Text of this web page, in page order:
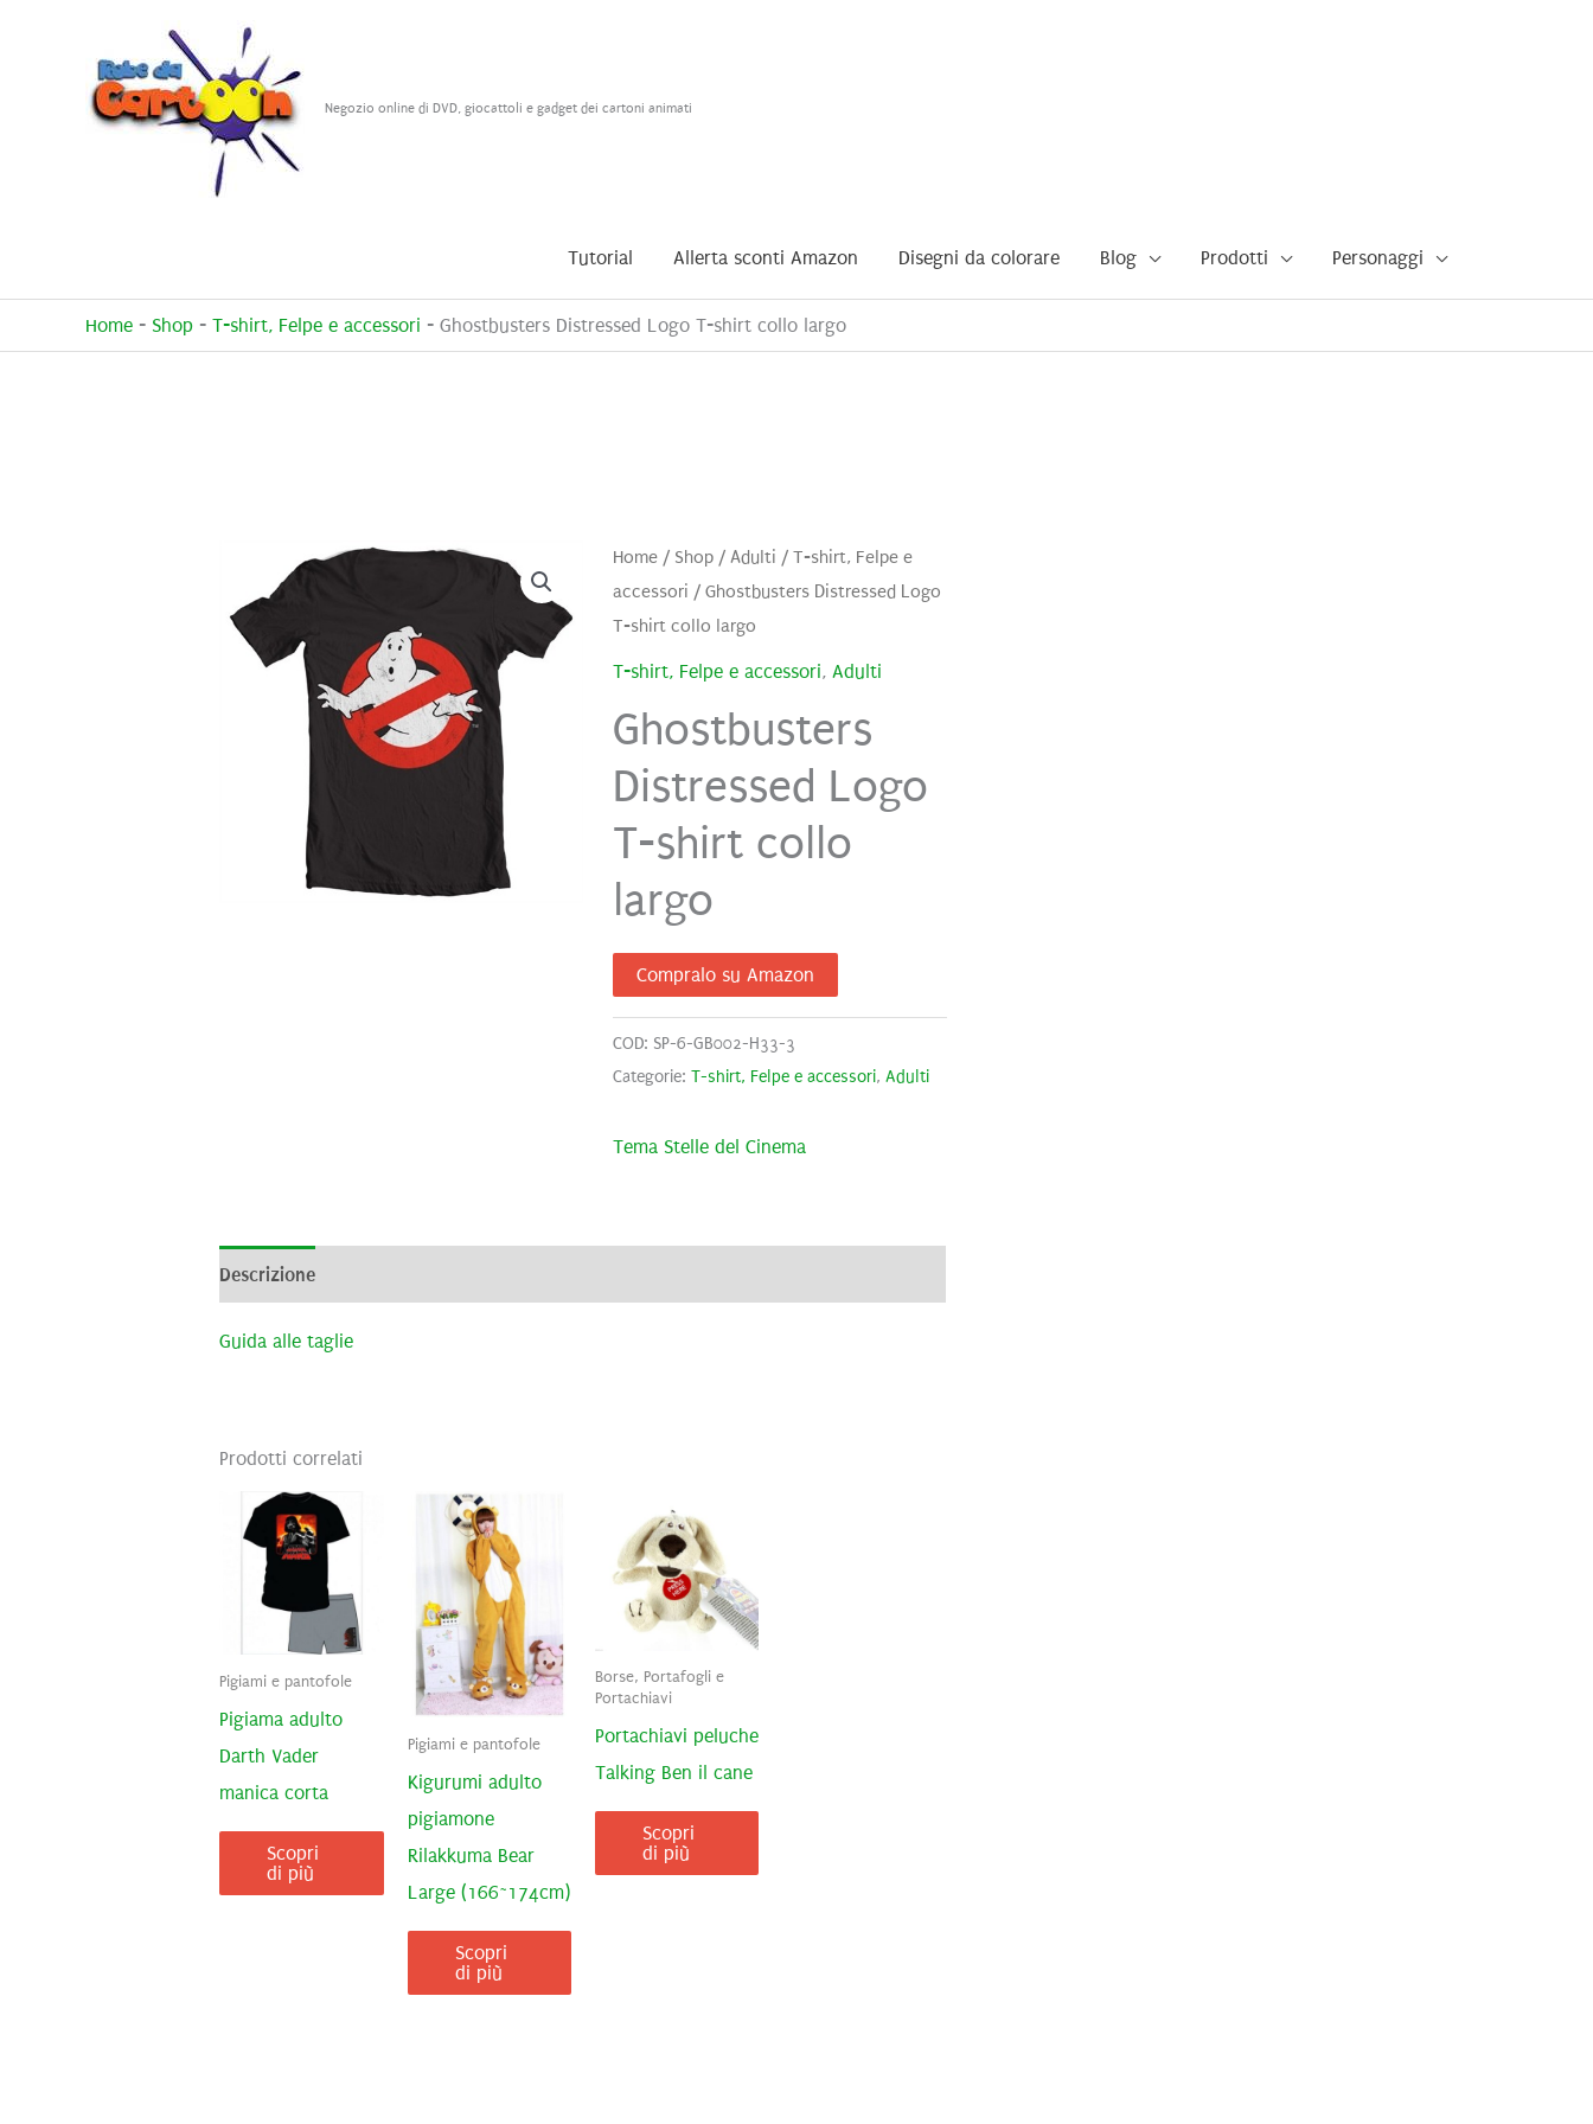
Negozio online di DVD, giocattoli e gadget dei cartoni animati
Tutorial Allerta sconti Amazon Disegni da colorare Blog Prodotti Personaggi
Home - Shop - T-shirt, Felpe e accessori - Ghostbusters Distressed Logo T-shirt collo largo
Home/ Shop/ Adulti / T-shirt, Felpe e
accessori / Ghostbusters Distressed Logo
T-shirt collo largo
T-shirt, Felpe e accessori, Adulti
Ghostbusters
Distressed Logo
T-shirt collo
largo
Compralo su Amazon
COD: SP-6-GB002-H33-3
Categorie: T-shirt, Felpe e accessori, Adulti
Tema Stelle del Cinema
Descrizione
Guida alle taglie
Prodotti correlati
Pigiami e pantofole
Pigiama adulto
Darth Vader
manica corta
Scopri
di più
Pigiami e pantofole
Kigurumi adulto
pigiamone
Rilakkuma Bear
Large (166~174cm)
Scopri
di più
Borse, Portafogli e
Portachiavi
Portachiavi peluche
Talking Ben il cane
Scopri
di più